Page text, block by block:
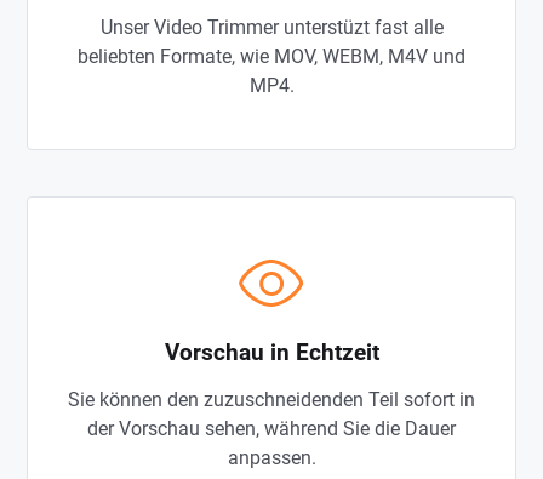
Unser Video Trimmer unterstüzt fast alle
beliebten Formate, wie MOV, WEBM, M4V und
MP4.
Vorschau in Echtzeit
Sie können den zuzuschneidenden Teil sofort in
der Vorschau sehen, während Sie die Dauer
anpassen.